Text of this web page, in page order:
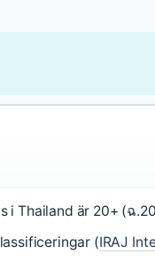
i Thailand är 20+ (ฉ
(IRAJ